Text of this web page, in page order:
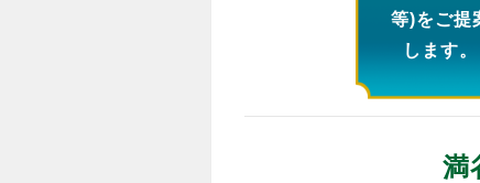
等)をご提
します。
満